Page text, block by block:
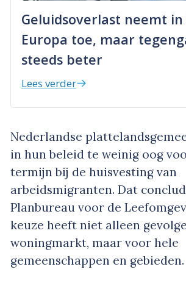
Geluidsoverlast neemt
Europa toe, maar
steeds beter
Lees verder
Nederlandse
in hun beleid te weinig oog
termijn bij de huisvesting van
arbeidsmigranten. Dat
Planbureau voor de
keuze heeft niet alleen
woningmarkt, maar voor hele
gemeenschappen en gebieden.